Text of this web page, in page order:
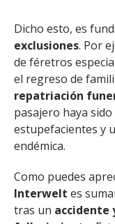
Dicho esto, es
exclusiones. Por
de féretros
el regreso de
repatriación
pasajero haya
estupefacientes y
endémica.
Como puedes
Interwelt es
tras un accidente